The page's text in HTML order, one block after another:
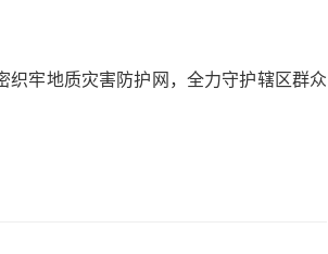
牢地质灾害防护网，全力守护辖区群众